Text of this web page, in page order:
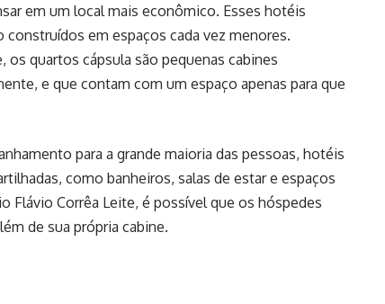
em um local mais econômico. Esses hotéis
em espaços cada vez menores.
quartos cápsula são pequenas cabines
e que contam com um espaço apenas para que
para a grande maioria das pessoas, hotéis
como banheiros, salas de estar e espaços
Flávio Corrêa Leite, é possível que os hóspedes
de sua própria cabine.